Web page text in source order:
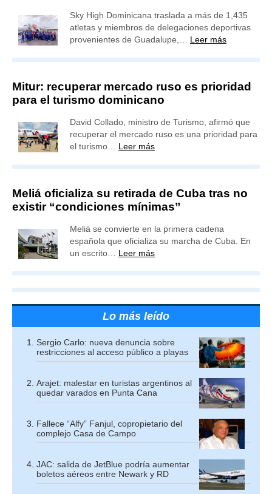
Sky High Dominicana traslada a más de 1,435
atletas y miembros de delegaciones deportivas
provenientes de Guadalupe,… Leer más
Mitur: recuperar mercado ruso es prioridad
para el turismo dominicano
David Collado, ministro de Turismo, afirmó que
recuperar el mercado ruso es una prioridad para
el turismo… Leer más
Meliá oficializa su retirada de Cuba tras no
existir “condiciones mínimas”
Meliá se convierte en la primera cadena
española que oficializa su marcha de Cuba. En
un escrito… Leer más
Lo más leído
Sergio Carlo: nueva denuncia sobre
restricciones al acceso público a playas
Arajet: malestar en turistas argentinos al
quedar varados en Punta Cana
Fallece “Alfy” Fanjul, copropietario del
complejo Casa de Campo
JAC: salida de JetBlue podría aumentar
boletos aéreos entre Newark y RD